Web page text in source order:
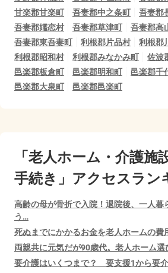
甘楽郡甘楽町
吾妻郡中之条町
吾妻郡
吾妻郡嬬恋村
吾妻郡草津町
吾妻郡高
吾妻郡東吾妻町
利根郡片品村
利根郡
利根郡昭和村
利根郡みなかみ町
佐波
邑楽郡板倉町
邑楽郡明和町
邑楽郡千
邑楽郡大泉町
邑楽郡邑楽町
「老人ホーム・介護施
手続き」アクセスラン
高齢の母が骨折で入院！退院後、一人暮
う…
死ぬまでにかかるお金を老人ホームの費
両親共に元気だが90歳代。老人ホーム選
要介護はいくつまで？ 要支援1から要